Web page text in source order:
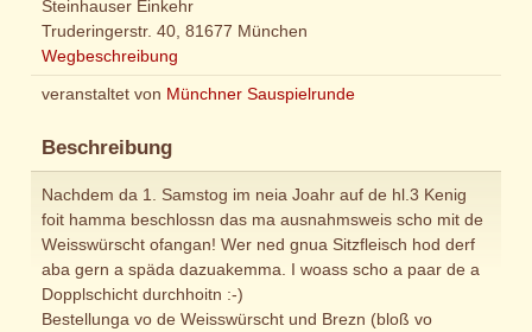
Steinhauser Einkehr
Truderingerstr. 40, 81677 München
Wegbeschreibung
veranstaltet von Münchner Sauspielrunde
Beschreibung
Nachdem da 1. Samstog im neia Joahr auf de hl.3 Kenig
foit hamma beschlossn das ma ausnahmsweis scho mit de
Weisswürscht ofangan! Wer ned gnua Sitzfleisch hod derf
aba gern a späda dazuakemma. I woass scho a paar de a
Dopplschicht durchhoitn :-)
Bestellunga vo de Weisswürscht und Brezn (bloß vo